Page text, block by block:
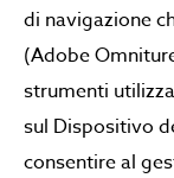
di navigazione
(Adobe
strumenti
sul Dispositivo
consentire al